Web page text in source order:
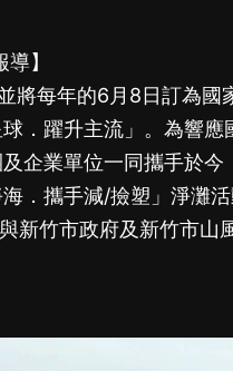
】
將每年的6月8日訂為國
．躍升主流」。為響
企業單位一同攜手於
．攜手減/撿塑」淨灘
新竹市政府及新竹市山